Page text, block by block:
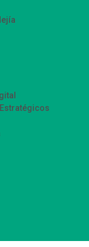
– SIISMED